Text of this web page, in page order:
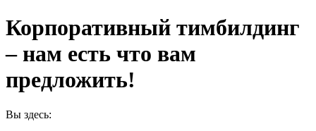
Корпоративный тимбилдинг
– нам есть что вам
предложить!
Вы здесь: